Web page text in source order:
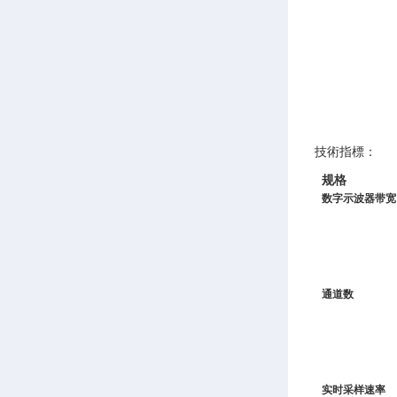
技術指標：
规格
数字示波器带宽
通道数
实时采样速率